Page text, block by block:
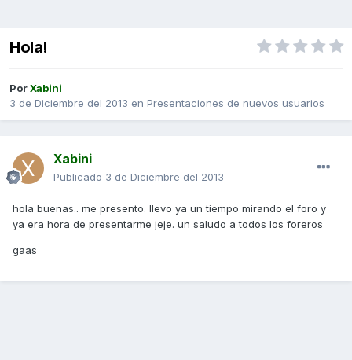
Hola!
PorXabini
3 de Diciembre del 2013 en Presentaciones de nuevos usuarios
Xabini
Publicado 3 de Diciembre del 2013
hola buenas.. me presento. llevo ya un tiempo mirando el foro y
ya era hora de presentarme jeje. un saludo a todos los foreros
gaas